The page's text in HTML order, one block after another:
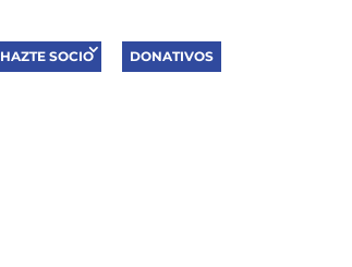
HAZTE SOCIO DONATIVOS